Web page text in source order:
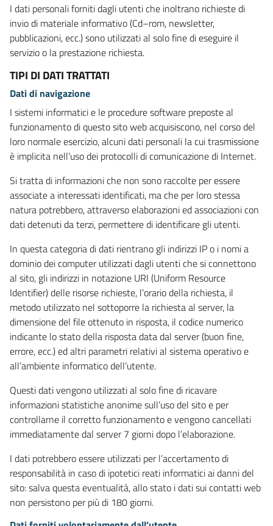
I dati personali forniti dagli utenti che inoltrano richieste di
invio di materiale informativo (Cd–rom, newsletter,
pubblicazioni, ecc.) sono utilizzati al solo fine di eseguire il
servizio o la prestazione richiesta.
TIPI DI DATI TRATTATI
Dati di navigazione
I sistemi informatici e le procedure software preposte al
funzionamento di questo sito web acquisiscono, nel corso del
loro normale esercizio, alcuni dati personali la cui trasmissione
è implicita nell’uso dei protocolli di comunicazione di Internet.
Si tratta di informazioni che non sono raccolte per essere
associate a interessati identificati, ma che per loro stessa
natura potrebbero, attraverso elaborazioni ed associazioni con
dati detenuti da terzi, permettere di identificare gli utenti.
In questa categoria di dati rientrano gli indirizzi IP o i nomi a
dominio dei computer utilizzati dagli utenti che si connettono
al sito, gli indirizzi in notazione URI (Uniform Resource
Identifier) delle risorse richieste, l’orario della richiesta, il
metodo utilizzato nel sottoporre la richiesta al server, la
dimensione del file ottenuto in risposta, il codice numerico
indicante lo stato della risposta data dal server (buon fine,
errore, ecc.) ed altri parametri relativi al sistema operativo e
all’ambiente informatico dell’utente.
Questi dati vengono utilizzati al solo fine di ricavare
informazioni statistiche anonime sull’uso del sito e per
controllarne il corretto funzionamento e vengono cancellati
immediatamente dal server 7 giorni dopo l’elaborazione.
I dati potrebbero essere utilizzati per l’accertamento di
responsabilità in caso di ipotetici reati informatici ai danni del
sito: salva questa eventualità, allo stato i dati sui contatti web
non persistono per più di 180 giorni.